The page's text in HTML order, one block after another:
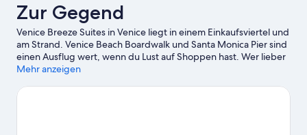
Zur Gegend
Venice Breeze Suites in Venice liegt in einem Einkaufsviertel und
am Strand. Venice Beach Boardwalk und Santa Monica Pier sind
einen Ausflug wert, wenn du Lust auf Shoppen hast. Wer lieber
die Natur der Region bewundern möchte, sollte Folgendes
spannendes Event? Dann schau doch mal in den
Mehr anzeigen